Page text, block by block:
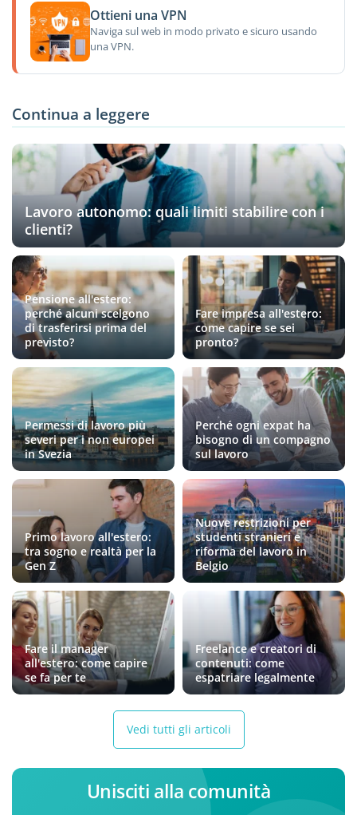
Ottieni una VPN
Naviga sul web in modo privato e sicuro usando
una VPN.
Continua a leggere
Lavoro autonomo: quali limiti stabilire con i
clienti?
Pensione all'estero:
perché alcuni scelgono
di trasferirsi prima del
previsto?
Fare impresa all'estero:
come capire se sei
pronto?
Permessi di lavoro più
severi per i non europei
in Svezia
Perché ogni expat ha
bisogno di un compagno
sul lavoro
Primo lavoro all'estero:
tra sogno e realtà per la
Gen Z
Nuove restrizioni per
studenti stranieri e
riforma del lavoro in
Belgio
Fare il manager
all'estero: come capire
se fa per te
Freelance e creatori di
contenuti: come
espatriare legalmente
Vedi tutti gli articoli
Unisciti alla comunità